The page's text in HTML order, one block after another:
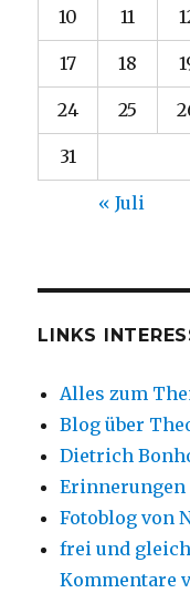
10 11
17 18
24 25
31
« Juli
LINKS
Alles zum
Blog über
Dietrich
Fotoblog von
frei und
Kommentare